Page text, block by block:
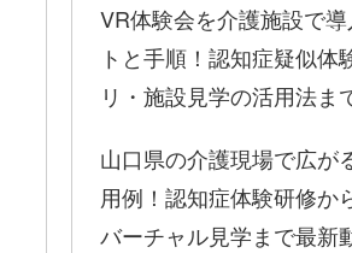
VR体験会を介護施設で
トと手順！認知症疑似体
リ・施設見学の活用法ま
山口県の介護現場で広が
用例！認知症体験研修か
バーチャル見学まで最新